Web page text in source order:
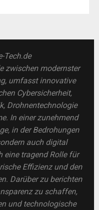
Tech.de
zwischen modernster
umfasst innovative
Cybersicherheit,
Drohnentechnologie
In einer zunehmend
in der Bedrohungen
auch digital
eine tragend Rolle für
Effizienz und den
Darüber zu berichten
zu schaffen,
und technologische